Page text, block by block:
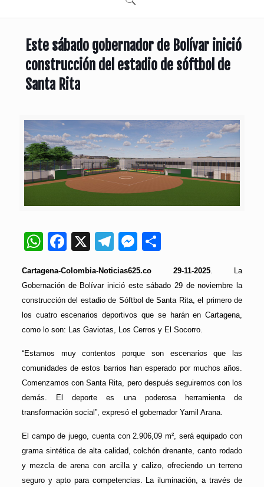
Este sábado gobernador de Bolívar inició
construcción del estadio de sóftbol de
Santa Rita
WhatsApp
Facebook
X Telegram
Messenger
Cartagena-Colombia-Noticias625.co 29-11-2025. La
Gobernación de Bolívar inició este sábado 29 de noviembre la
construcción del estadio de Sóftbol de Santa Rita, el primero de
los cuatro escenarios deportivos que se harán en Cartagena,
como lo son: Las Gaviotas, Los Cerros y El Socorro.
“Estamos muy contentos porque son escenarios que las
comunidades de estos barrios han esperado por muchos años.
Comenzamos con Santa Rita, pero después seguiremos con los
demás. El deporte es una poderosa herramienta de
transformación social”, expresó el gobernador Yamil Arana.
El campo de juego, cuenta con 2.906,09 m², será equipado con
grama sintética de alta calidad, colchón drenante, canto rodado
y mezcla de arena con arcilla y calizo, ofreciendo un terreno
seguro y apto para competencias. La iluminación, a través de